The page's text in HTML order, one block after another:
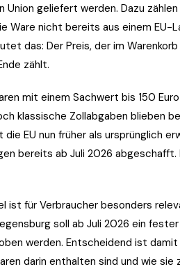
Union geliefert werden. Dazu
Ware nicht bereits aus einem EU-
das: Der Preis, der im
zählt.
mit einem Sachwert bis 150
klassische Zollabgaben blieben
EU nun früher als ursprünglich
bereits ab Juli 2026
ist für Verbraucher besonders
soll ab Juli 2026 ein
werden. Entscheidend ist
darin enthalten sind und wie